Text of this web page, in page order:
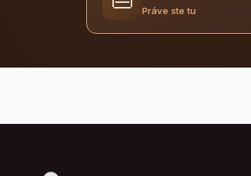
Práve ste tu